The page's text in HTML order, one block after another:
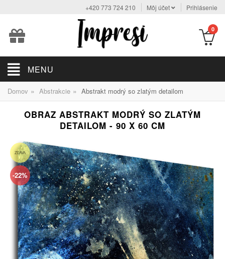
+420 773 724 210 Môj účet Prihlásenie
0
MENU
Domov » Abstrakcie » Abstrakt modrý so zlatým detailom
OBRAZ ABSTRAKT MODRÝ SO ZLATÝM
DETAILOM - 90 X 60 CM
ZĽAVA
-22%